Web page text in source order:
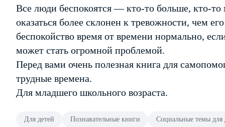
Все люди беспокоятся — кто-то больше, кто-
оказаться более склонен к тревожности, чем
беспокойство время от времени нормально,
может стать огромной проблемой.
Перед вами очень полезная книга для
трудные времена.
Для младшего школьного возраста.
Для детей Познавательные книги Социальные темы для